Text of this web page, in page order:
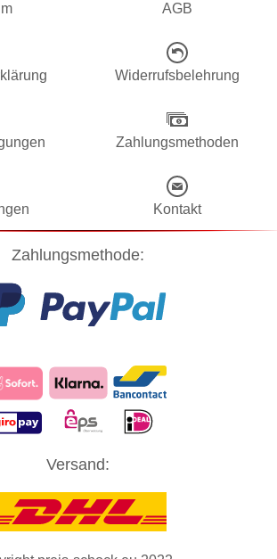
als Benutzer finden Sie in unserer
und direkt unsere Website besuchen zu
AGB
Widerrufsbelehrung
Zahlungsmethoden
Kontakt
Zahlungsmethode:
Versand: